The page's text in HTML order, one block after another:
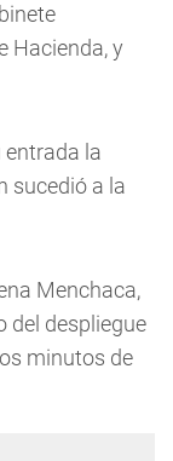
Hacienda, y
entrada la
sucedió a la
Menchaca,
del despliegue
minutos de